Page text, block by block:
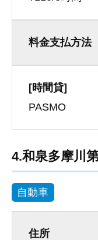
料金支払方法
[時間貸]
PASMO
4.和泉多摩川
自動車
住所